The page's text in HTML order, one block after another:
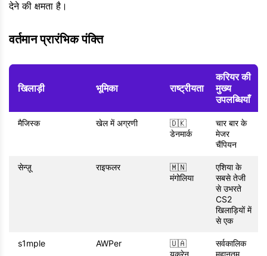
देने की क्षमता है।
वर्तमान प्रारंभिक पंक्ति
खिलाड़ी भूमिका राष्ट्रीयता
करियर की
मुख्य
उपलब्धियाँ
मैजिस्क खेल में अग्रणी
🇩🇰
डेनमार्क
चार बार के
मेजर
चैंपियन
सेन्ज़ू राइफलर
🇲🇳
मंगोलिया
एशिया के
सबसे तेजी
से उभरते
CS2
खिलाड़ियों में
से एक
s1mple AWPer
🇺🇦
यूक्रेन
सर्वकालिक
महानतम